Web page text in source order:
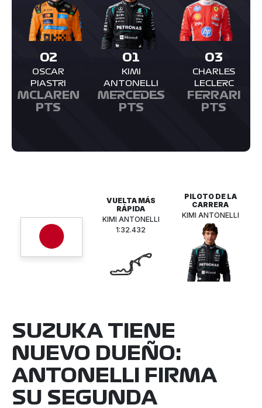
01
KIMI
ANTONELLI
MERCEDES
PTS
02
OSCAR
PIASTRI
MCLAREN
PTS
03
CHARLES
LECLERC
FERRARI
PTS
VUELTA MÁS
RÁPIDA
KIMI ANTONELLI
1:32.432
PILOTO DE LA
CARRERA
KIMI ANTONELLI
SUZUKA TIENE
NUEVO DUEÑO:
ANTONELLI FIRMA
SU SEGUNDA